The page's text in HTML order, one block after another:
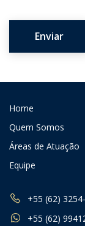
Home
Quem Somos
Áreas de Atuação
Equipe
+55 (62)
+55 (62)